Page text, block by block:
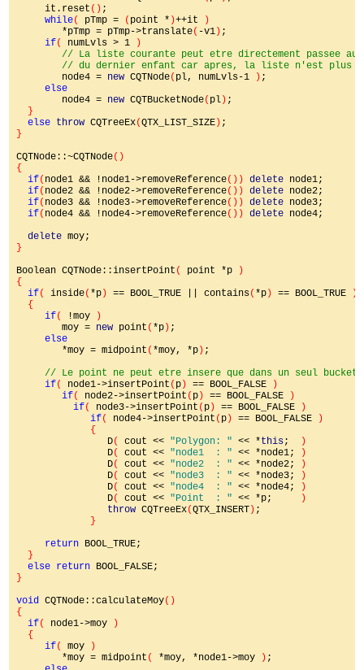
     it.reset
() ;
while( pTmp = ( point * )++it
)
*pTmp = pTmp->translate( -v1 ) ;
if( numLvls > 1
)
// La liste courante peut etre directement passee au
// du dernier enfant car apres, la liste n'est plus
node4 = new CQTNode( pl, numLvls-1 ) ;
else
node4 = new CQTBucketNode( pl ) ;
}
else throw CQTreeEx(QTX_LIST_SIZE )
}
CQTNode::~CQTNode()
{
if( node1 && !node1->removeReference()) delete node1;
if( node2 && !node2->removeReference()) delete node2;
if( node3 && !node3->removeReference()) delete node3;
if( node4 && !node4->removeReference()) delete node4;
delete
}
Boolean CQTNode::insertPoint ( point *p
)
{
if( inside( *p ) == BOOL_TRUE || contains( *p ) == BOOL_TRUE
)
  {
if( !moy
)
moy = new point ( *p ) ;
else
*moy = midpoint ( *moy, *p ) ;
// Le point ne peut etre insere que dans un seul bucket
if( node1->insertPoint ( p ) == BOOL_FALSE
)
if( node2->insertPoint ( p ) == BOOL_FALSE
)
if( node3->insertPoint ( p ) == BOOL_FALSE
)
if( node4->insertPoint ( p ) == BOOL_FALSE
)
             {
D( cout << "Polygon: " << *this;
)
D( cout << "node1  : " << *node1;
)
D( cout << "node2  : " << *node2;
)
D( cout << "node3  : " << *node3;
)
D( cout << "node4  : " << *node4;
)
D( cout << "Point  : " << *p;
)
throw CQTreeEx(QTX_INSERT ) ;
}
return BOOL_TRUE;
}
else return
}
void CQTNode::calculateMoy()
{
if( node1->moy
)
  {
if( moy
)
*moy = midpoint ( *moy, *node1->moy ) ;